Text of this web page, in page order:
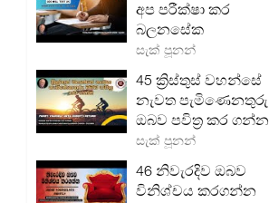
අප පරීක්ෂා කර
බලනසේක
සැක් පූනන්
45 ක්‍රිස්තුස් වහන්සේ
නැවත පැමිණෙනතුරු
ඔබව පවිත්‍ර කර ගන්න
සැක් පූනන්
46 නිවැරදිව ඔබව
විනිශ්චය කරගන්න